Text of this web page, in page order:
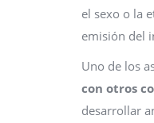
el sexo o la
emisión del
Uno de los
con otros
desarrollar